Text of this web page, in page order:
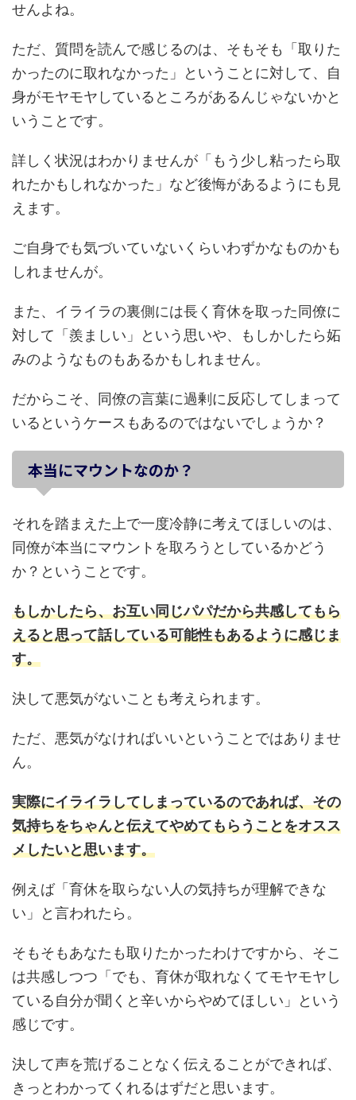
せんよね。
ただ、質問を読んで感じるのは、そもそも「取りた
かったのに取れなかった」ということに対して、自
身がモヤモヤしているところがあるんじゃないかと
いうことです。
詳しく状況はわかりませんが「もう少し粘ったら取
れたかもしれなかった」など後悔があるようにも見
えます。
ご自身でも気づいていないくらいわずかなものかも
しれませんが。
また、イライラの裏側には長く育休を取った同僚に
対して「羨ましい」という思いや、もしかしたら妬
みのようなものもあるかもしれません。
だからこそ、同僚の言葉に過剰に反応してしまって
いるというケースもあるのではないでしょうか？
本当にマウントなのか？
それを踏まえた上で一度冷静に考えてほしいのは、
同僚が本当にマウントを取ろうとしているかどう
か？ということです。
もしかしたら、お互い同じパパだから共感してもら
えると思って話している可能性もあるように感じま
す。
決して悪気がないことも考えられます。
ただ、悪気がなければいいということではありませ
ん。
実際にイライラしてしまっているのであれば、その
気持ちをちゃんと伝えてやめてもらうことをオスス
メしたいと思います。
例えば「育休を取らない人の気持ちが理解できな
い」と言われたら。
そもそもあなたも取りたかったわけですから、そこ
は共感しつつ「でも、育休が取れなくてモヤモヤし
ている自分が聞くと辛いからやめてほしい」という
感じです。
決して声を荒げることなく伝えることができれば、
きっとわかってくれるはずだと思います。